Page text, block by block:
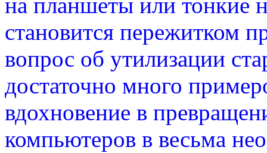
на планшеты или тонкие
становится пережитком
вопрос об утилизации
достаточно много
вдохновение в
компьютеров в весьма